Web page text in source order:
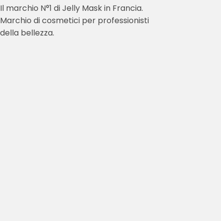
Il marchio N°1 di Jelly Mask in Francia.
Marchio di cosmetici per professionisti
della bellezza.